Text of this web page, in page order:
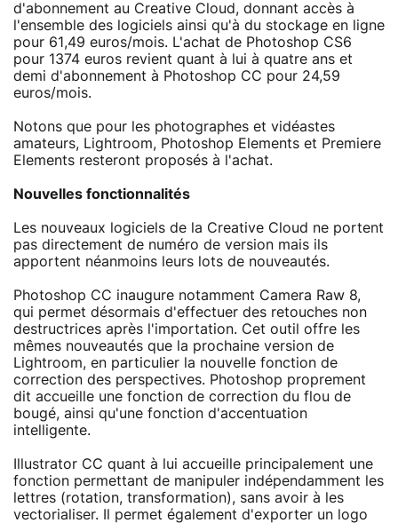
d'abonnement au Creative Cloud, donnant accès à
l'ensemble des logiciels ainsi qu'à du stockage en ligne
pour 61,49 euros/mois. L'achat de Photoshop CS6
pour 1374 euros revient quant à lui à quatre ans et
demi d'abonnement à Photoshop CC pour 24,59
euros/mois.
Notons que pour les photographes et vidéastes
amateurs, Lightroom, Photoshop Elements et Premiere
Elements resteront proposés à l'achat.
Nouvelles fonctionnalités
Les nouveaux logiciels de la Creative Cloud ne portent
pas directement de numéro de version mais ils
apportent néanmoins leurs lots de nouveautés.
Photoshop CC inaugure notamment Camera Raw 8,
qui permet désormais d'effectuer des retouches non
destructrices après l'importation. Cet outil offre les
mêmes nouveautés que la prochaine version de
Lightroom, en particulier la nouvelle fonction de
correction des perspectives. Photoshop proprement
dit accueille une fonction de correction du flou de
bougé, ainsi qu'une fonction d'accentuation
intelligente.
Illustrator CC quant à lui accueille principalement une
fonction permettant de manipuler indépendamment les
lettres (rotation, transformation), sans avoir à les
vectorialiser. Il permet également d'exporter un logo